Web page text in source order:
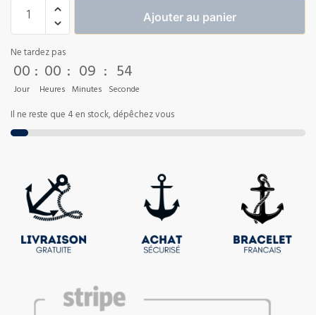
Ajouter au panier
Ne tardez pas
00
Jour
: 00
Heures
: 09
Minutes
: 54
Seconde
Il ne reste que 4 en stock, dépêchez vous